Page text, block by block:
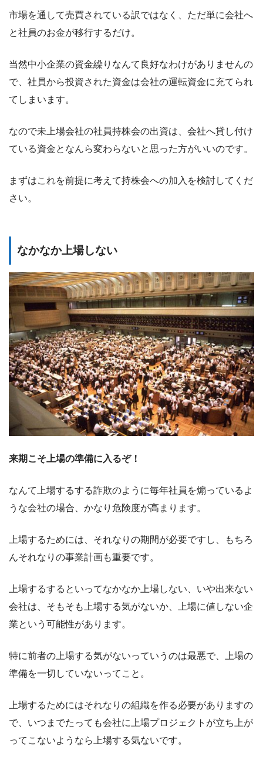
市場を通して売買されている訳ではなく、ただ単に会社へ
と社員のお金が移行するだけ。
当然中小企業の資金繰りなんて良好なわけがありませんの
で、社員から投資された資金は会社の運転資金に充てられ
てしまいます。
なので未上場会社の社員持株会の出資は、会社へ貸し付け
ている資金となんら変わらないと思った方がいいのです。
まずはこれを前提に考えて持株会への加入を検討してくだ
さい。
なかなか上場しない
来期こそ上場の準備に入るぞ！
なんて上場するする詐欺のように毎年社員を煽っているよ
うな会社の場合、かなり危険度が高まります。
上場するためには、それなりの期間が必要ですし、もちろ
んそれなりの事業計画も重要です。
上場するするといってなかなか上場しない、いや出来ない
会社は、そもそも上場する気がないか、上場に値しない企
業という可能性があります。
特に前者の上場する気がないっていうのは最悪で、上場の
準備を一切していないってこと。
上場するためにはそれなりの組織を作る必要がありますの
で、いつまでたっても会社に上場プロジェクトが立ち上が
ってこないようなら上場する気ないです。